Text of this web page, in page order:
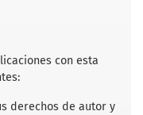
con esta
derechos de autor y